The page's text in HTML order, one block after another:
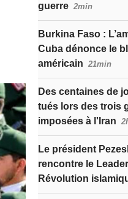
guerre 2min
Burkina Faso :
Cuba dénonce le
américain 21min
Des centaines de
tués lors des trois
imposées à l'Iran
Le président
rencontre le
Révolution